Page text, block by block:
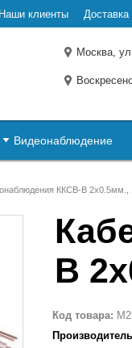
Наши клиенты Доставка
Москва,
Видеонаблюдение
ККСВ-В
В
Код товара: